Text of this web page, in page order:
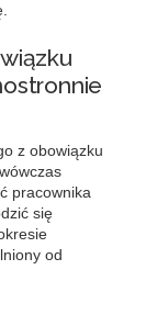
z obowiązku
pracownika
się
od